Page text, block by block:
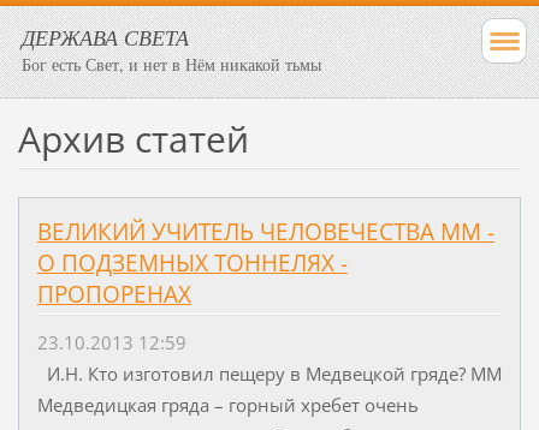
ДЕРЖАВА СВЕТА
Бог есть Свет, и нет в Нём никакой тьмы
Архив статей
ВЕЛИКИЙ УЧИТЕЛЬ ЧЕЛОВЕЧЕСТВА ММ -
О ПОДЗЕМНЫХ ТОННЕЛЯХ -
ПРОПОРЕНАХ
23.10.2013 12:59
И.Н. Кто изготовил пещеру в Медвецкой гряде? ММ
Медведицкая гряда – горный хребет очень